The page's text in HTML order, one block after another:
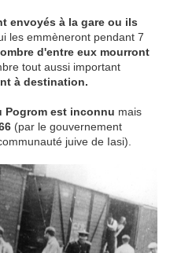
envoyés à la gare ou ils
les emmèneront pendant 7
d'entre eux mourront
tout aussi important
à destination.
Pogrom est inconnu mais
(par le gouvernement
juive de Iasi).